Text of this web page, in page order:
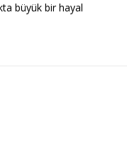
büyük bir hayal